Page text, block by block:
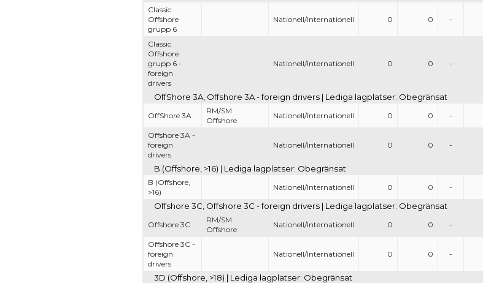
Classic
Offshore
grupp 6
Nationell/Internationell 0 0 -
Classic
Offshore
grupp 6 -
foreign
drivers
Nationell/Internationell 0 0 -
OffShore 3A, Offshore 3A - foreign drivers | Lediga lagplatser: Obegränsat
OffShore 3A
RM/SM
Offshore
Nationell/Internationell 0 0 -
Offshore 3A -
foreign
drivers
Nationell/Internationell 0 0 -
B (Offshore, >16) | Lediga lagplatser: Obegränsat
B (Offshore,
>16)
Nationell/Internationell 0 0 -
Offshore 3C, Offshore 3C - foreign drivers | Lediga lagplatser: Obegränsat
Offshore 3C
RM/SM
Offshore
Nationell/Internationell 0 0 -
Offshore 3C -
foreign
drivers
Nationell/Internationell 0 0 -
3D (Offshore, >18) | Lediga lagplatser: Obegränsat